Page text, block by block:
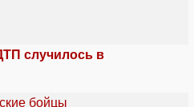
случилось в